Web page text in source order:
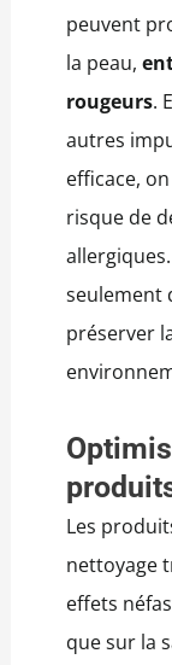
peuvent
la peau,
rougeurs.
autres
efficace,
risque de
seulement
préserver
Les
nettoyage
effets
que sur la